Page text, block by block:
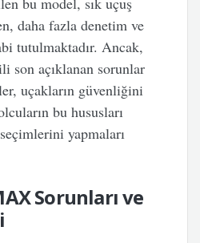
daha fazla denetim ve
tutulmaktadır. Ancak,
son açıklanan sorunlar
uçakların güvenliğini
bu hususları
yapmaları
Sorunları ve